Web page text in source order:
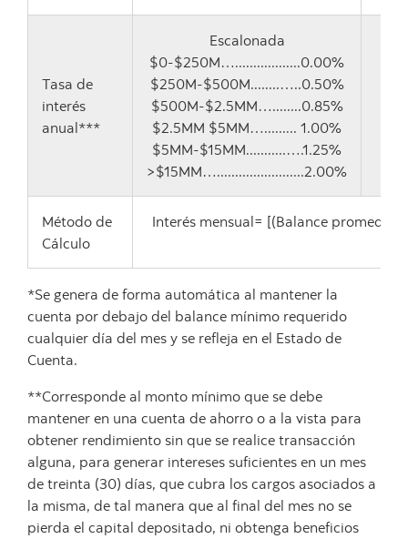
Tasa de
interés
anual***
Escalonada
$0-$250M…..................0.00%
$250M-$500M........…..0.50%
$500M-$2.5MM…........0.85%
$2.5MM $5MM…......... 1.00%
$5MM-$15MM...........….1.25%
>$15MM…........................2.00%
Método de
Cálculo
Interés mensual= [(Balance promedio
*Se genera de forma automática al mantener la
cuenta por debajo del balance mínimo requerido
cualquier día del mes y se refleja en el Estado de
Cuenta.
**Corresponde al monto mínimo que se debe
mantener en una cuenta de ahorro o a la vista para
obtener rendimiento sin que se realice transacción
alguna, para generar intereses suficientes en un mes
de treinta (30) días, que cubra los cargos asociados a
la misma, de tal manera que al final del mes no se
pierda el capital depositado, ni obtenga beneficios